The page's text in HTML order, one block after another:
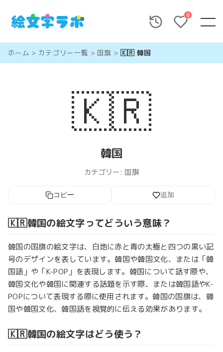
0
ホーム > カテゴリー一覧 > 国旗 > 🇰🇷 韓国
🇰🇷
韓国
カテゴリー: 国旗
コピー 追加
🇰🇷韓国の絵文字ってどういう意味？
韓国の国旗の絵文字は、白地に赤と青の太極と四つの黒い記
号のデザインを表しています。韓国や韓国文化、または「韓
国語」や「K-POP」を表現します。韓国について話す際や、
韓国文化や韓国に関連する話題を示す際、または韓国語やK-
POPについて表現する際に使用されます。韓国の国旗は、韓
国や韓国文化、韓国語を視覚的に伝える効果があります。
🇰🇷韓国の絵文字はどう使う？